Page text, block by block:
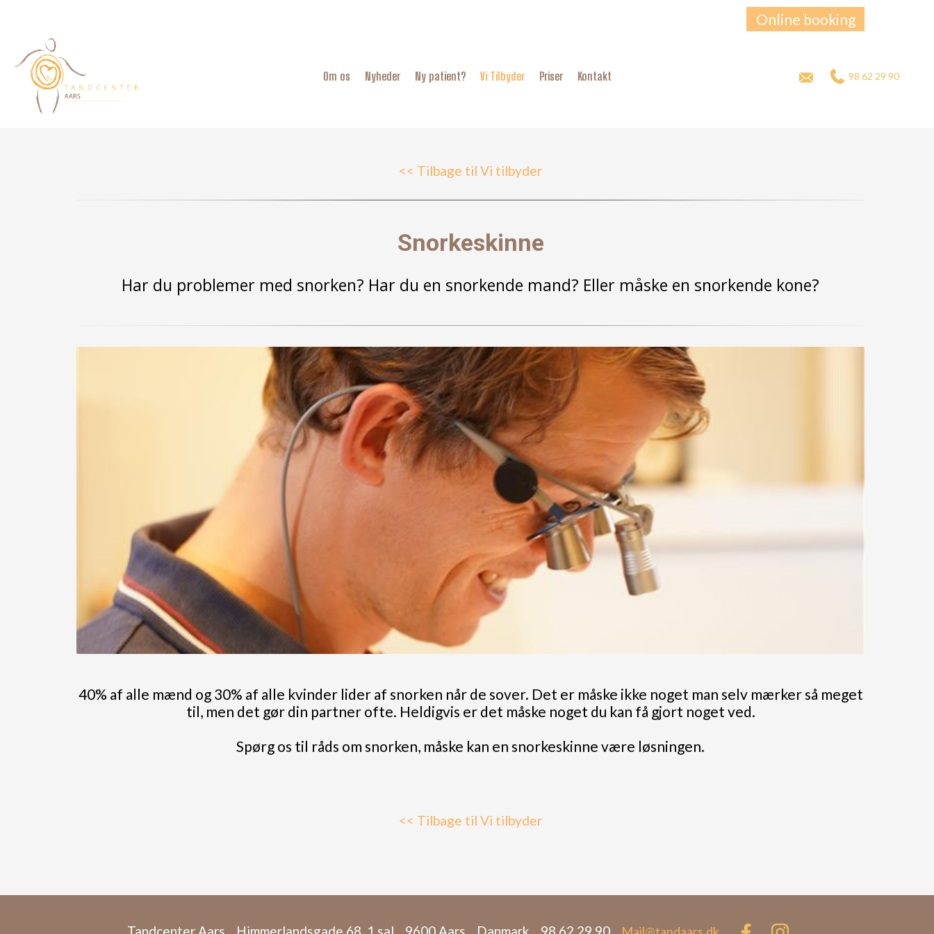
Online booking
Om os Nyheder Ny patient? Vi Tilbyder Priser Kontakt 98 62 29 90
<< Tilbage til Vi tilbyder
Snorkeskinne
Har du problemer med snorken? Har du en snorkende mand? Eller måske en snorkende kone?
40% af alle mænd og 30% af alle kvinder lider af snorken når de sover. Det er måske ikke noget man selv mærker så meget
til, men det gør din partner ofte. Heldigvis er det måske noget du kan få gjort noget ved.
Spørg os til råds om snorken, måske kan en snorkeskinne være løsningen.
<< Tilbage til Vi tilbyder
Tandcenter Aars Himmerlandsgade 68, 1 sal 9600 Aars Danmark 98 62 29 90 Mail@tandaars.dk